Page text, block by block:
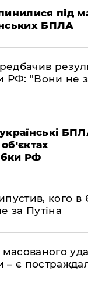
під
БПЛА
РФ: "Вони не
РФ
кого в
за Путіна
масованого
є